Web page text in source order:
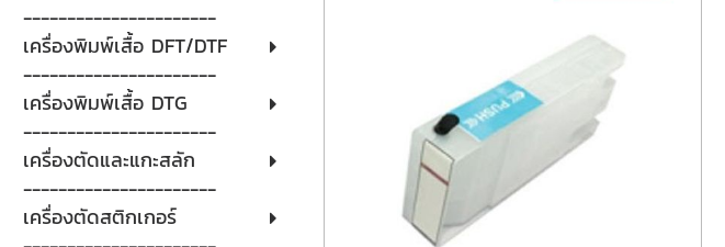
----------------------
เครื่องพิมพ์เสื้อ DFT/DTF
----------------------
เครื่องพิมพ์เสื้อ DTG
----------------------
เครื่องตัดและแกะสลัก
----------------------
เครื่องตัดสติกเกอร์